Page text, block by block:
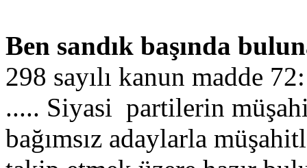
Ben sandık başında
298 sayılı kanun madde 72:
..... Siyasi partilerin
bağımsız adaylarla